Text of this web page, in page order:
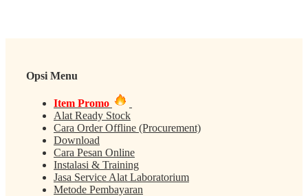
Opsi Menu
Item Promo
Alat Ready Stock
Cara Order Offline (Procurement)
Download
Cara Pesan Online
Instalasi & Training
Jasa Service Alat Laboratorium
Metode Pembayaran